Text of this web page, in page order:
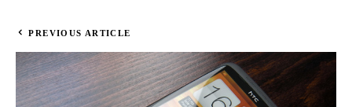
PREVIOUS ARTICLE